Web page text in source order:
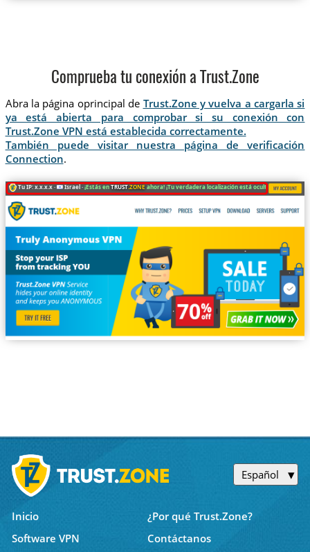
Comprueba tu conexión a Trust.Zone
Abra la página oprincipal de Trust.Zone y vuelva a cargarla si
ya está abierta para comprobar si su conexión con
Trust.Zone VPN está establecida correctamente.
También puede visitar nuestra página de verificación
Connection.
Tu IP: x.x.x.x · Israel ·¡Estás enTRUST.ZONEahora! ¡Tu verdadera localización está oculta!
Español
Inicio
¿Por qué Trust.Zone?
Software VPN
Contáctanos